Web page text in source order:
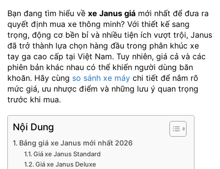
Bạn đang tìm hiểu về xe Janus giá mới nhất để đưa ra
quyết định mua xe thông minh? Với thiết kế sang
trọng, động cơ bền bỉ và nhiều tiện ích vượt trội, Janus
đã trở thành lựa chọn hàng đầu trong phân khúc xe
tay ga cao cấp tại Việt Nam. Tuy nhiên, giá cả và các
phiên bản khác nhau có thể khiến người dùng băn
khoăn. Hãy cùng so sánh xe máy chi tiết để nắm rõ
mức giá, ưu nhược điểm và những lưu ý quan trọng
trước khi mua.
Nội Dung
Bảng giá xe Janus mới nhất 2026
Giá xe Janus Standard
Giá xe Janus Deluxe